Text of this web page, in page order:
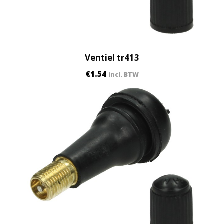
Ventiel tr413
€1.54 incl. BTW